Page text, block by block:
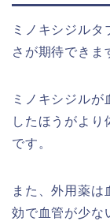
ミノキシジル
さが期待できま
ミノキシジルが
したほうがより
です。
また、外用薬は
効で血管が少な